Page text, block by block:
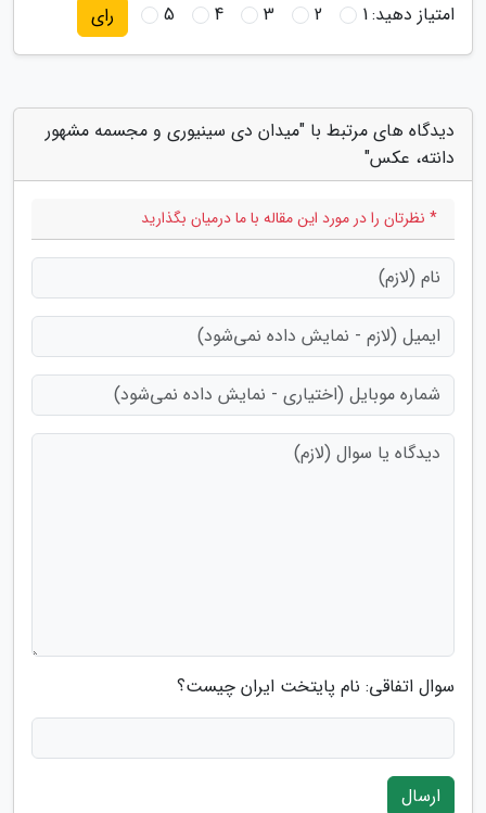
امتیاز دهید:1
2
3
4
5 رای
دیدگاه های مرتبط با "میدان دی سینیوری و مجسمه مشهور
دانته، عکس"
* نظرتان را در مورد این مقاله با ما درمیان بگذارید
سوال اتفاقی: نام پایتخت ایران چیست؟
ارسال